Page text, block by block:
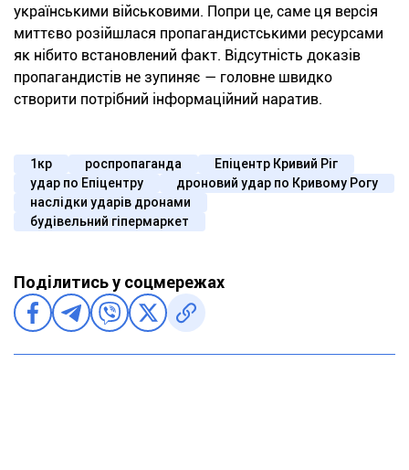
українськими військовими. Попри це, саме ця версія
миттєво розійшлася пропагандистськими ресурсами
як нібито встановлений факт. Відсутність доказів
пропагандистів не зупиняє — головне швидко
створити потрібний інформаційний наратив.
1кр роспропаганда
Епіцентр Кривий Ріг
удар по Епіцентру
дроновий удар по Кривому Рогу
наслідки ударів дронами
будівельний гіпермаркет
Поділитись у соцмережах